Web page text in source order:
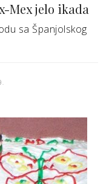
Mex jelo ikada
sa Španjolskog